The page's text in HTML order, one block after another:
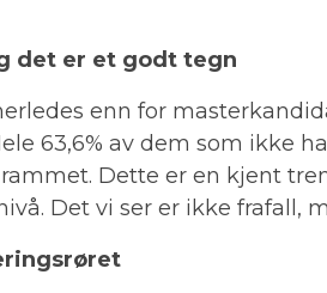
det er et godt tegn
enn for
63,6% av dem som ikke
Dette er en kjent
Det vi ser er ikke frafall,